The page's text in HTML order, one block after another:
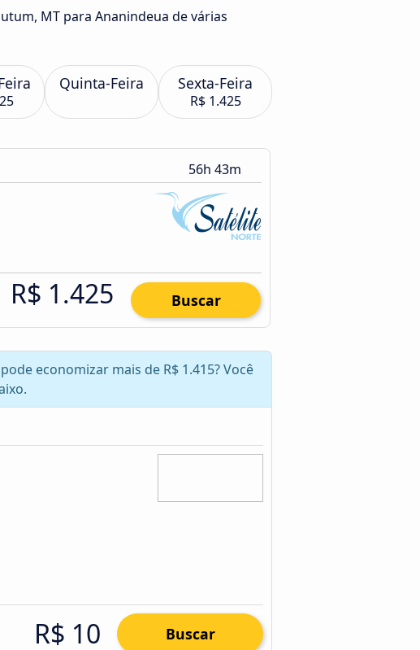
MT para Ananindeua de várias
Quinta-Feira Sexta-Feira
R$ 1.425
56h 43m
R$ 1.425 Buscar
economizar mais de R$ 1.415? Você
R$ 10 Buscar